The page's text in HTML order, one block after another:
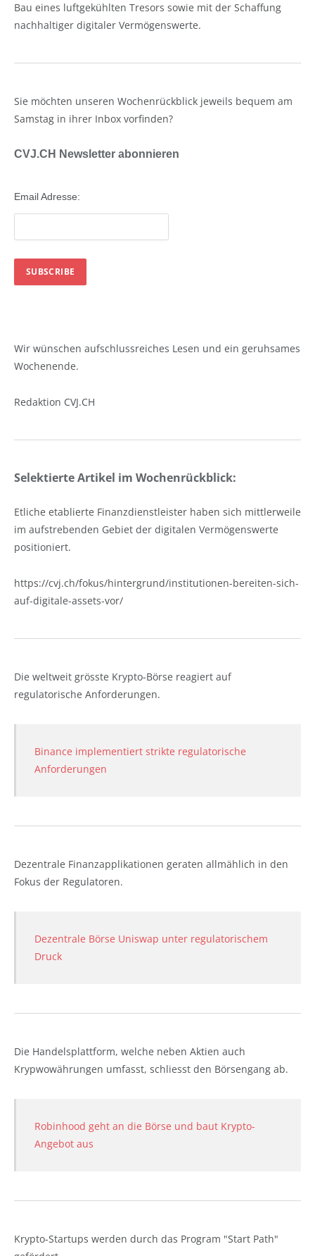
Bau eines luftgekühlten Tresors sowie mit der Schaffung
nachhaltiger digitaler Vermögenswerte.
Sie möchten unseren Wochenrückblick jeweils bequem am
Samstag in ihrer Inbox vorfinden?
CVJ.CH Newsletter abonnieren
Email Adresse:
Wir wünschen aufschlussreiches Lesen und ein geruhsames
Wochenende.
Redaktion CVJ.CH
Selektierte Artikel im Wochenrückblick:
Etliche etablierte Finanzdienstleister haben sich mittlerweile
im aufstrebenden Gebiet der digitalen Vermögenswerte
positioniert.
https://cvj.ch/fokus/hintergrund/institutionen-bereiten-sich-
auf-digitale-assets-vor/
Die weltweit grösste Krypto-Börse reagiert auf
regulatorische Anforderungen.
Binance implementiert strikte regulatorische
Anforderungen
Dezentrale Finanzapplikationen geraten allmählich in den
Fokus der Regulatoren.
Dezentrale Börse Uniswap unter regulatorischem
Druck
Die Handelsplattform, welche neben Aktien auch
Krypwowährungen umfasst, schliesst den Börsengang ab.
Robinhood geht an die Börse und baut Krypto-
Angebot aus
Krypto-Startups werden durch das Program "Start Path"